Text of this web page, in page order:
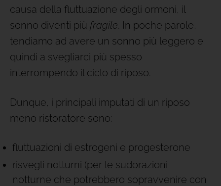
causa della fluttuazione degli ormoni, il
sonno diventi più fragile. In poche parole,
tendiamo ad avere un sonno più leggero e
quindi a svegliarci più spesso
interrompendo il ciclo di riposo.
Dunque, i principali imputati di un riposo
meno ristoratore sono:
fluttuazioni di estrogeni e progesterone
risvegli notturni (per le sudorazioni
notturne che potrebbero sopravvenire con